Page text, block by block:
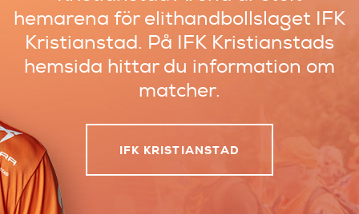
hemarena för elithandbollslaget IFK
Kristianstad. På IFK Kristianstads
hemsida hittar du information om
matcher.
IFK KRISTIANSTAD